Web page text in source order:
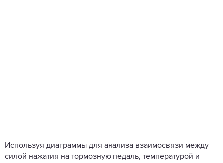
Используя диаграммы для анализа взаимосвязи между
силой нажатия на тормозную педаль, температурой и